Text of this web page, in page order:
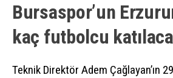
Bursaspor’un
kaç futbolcu
Teknik Direktör Adem Çağlayan’ın